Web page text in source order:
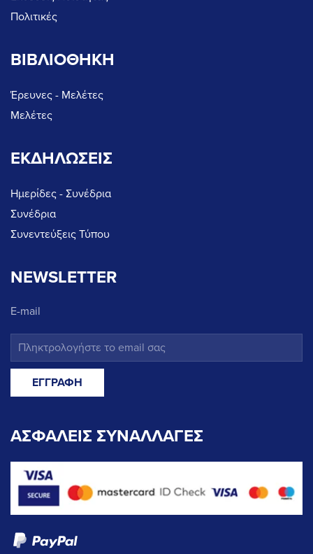
Πολιτικές
ΒΙΒΛΙΟΘΗΚΗ
Έρευνες - Μελέτες
Μελέτες
ΕΚΔΗΛΩΣΕΙΣ
Ημερίδες - Συνέδρια
Συνέδρια
Συνεντεύξεις Τύπου
NEWSLETTER
E-mail
ΑΣΦΑΛΕΙΣ ΣΥΝΑΛΛΑΓΕΣ